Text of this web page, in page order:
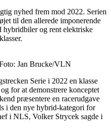
nyhed frem mod 2022. Serien
til den allerede imponerende
hybridbiler og rent elektriske
Jan Brucke/VLN
Serie i 2022 en klasse
for at demonstrere konceptet
præsentere en racerudgave
i den nye hybrid-kategori for
i NLS, Volker Strycek sagde i